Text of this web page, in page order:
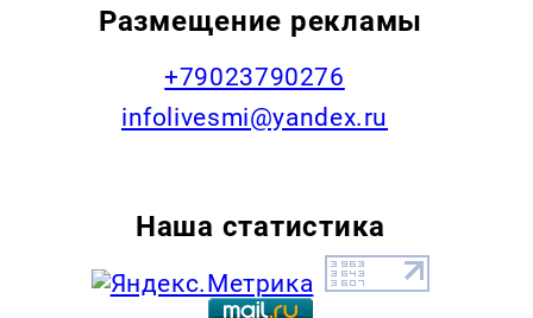
Размещение рекламы
+79023790276
infolivesmi@yandex.ru
Наша статистика